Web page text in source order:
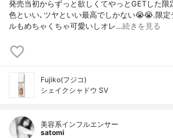
発売当初からずっと欲しくてやっとGETした限
色といい､ツヤといい最高でしかない😭😭.限定
ルもめちゃくちゃ可愛いしオレ…続きを見る
Fujiko(フジコ)
シェイクシャドウ SV
美容系インフルエンサー
satomi